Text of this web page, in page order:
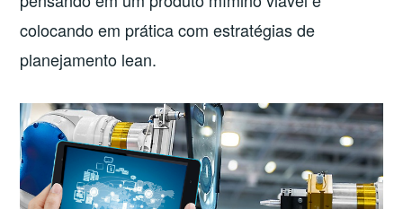
colocando em prática com estratégias de
planejamento lean.